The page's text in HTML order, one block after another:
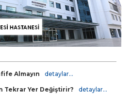
Almayın detaylar...
Tekrar Yer Değiştirir? detaylar...